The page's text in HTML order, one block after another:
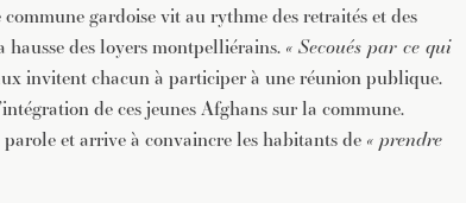
gardoise vit au rythme des retraités et des
des loyers montpelliérains. « Secoués par ce qui
invitent chacun à participer à une réunion publique.
de ces jeunes Afghans sur la commune.
et arrive à convaincre les habitants de « prendre